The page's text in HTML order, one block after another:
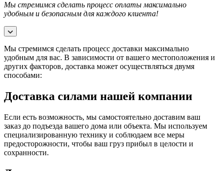
Мы стремимся сделать процесс оплаты максимально
удобным и безопасным для каждого клиента!
Мы стремимся сделать процесс доставки максимально
удобным для вас. В зависимости от вашего местоположения и
других факторов, доставка может осуществляться двумя
способами:
Доставка силами нашей компании
Если есть возможность, мы самостоятельно доставим ваш
заказ до подъезда вашего дома или объекта. Мы используем
специализированную технику и соблюдаем все меры
предосторожности, чтобы ваш груз прибыл в целости и
сохранности.